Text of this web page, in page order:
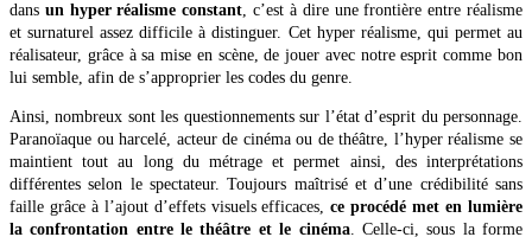
dans un hyper réalisme constant, c’est à dire une frontière entre réalisme
et surnaturel assez difficile à distinguer. Cet hyper réalisme, qui permet au
réalisateur, grâce à sa mise en scène, de jouer avec notre esprit comme bon
lui semble, afin de s’approprier les codes du genre.
Ainsi, nombreux sont les questionnements sur l’état d’esprit du personnage.
Paranoïaque ou harcelé, acteur de cinéma ou de théâtre, l’hyper réalisme se
maintient tout au long du métrage et permet ainsi, des interprétations
différentes selon le spectateur. Toujours maîtrisé et d’une crédibilité sans
faille grâce à l’ajout d’effets visuels efficaces,ce procédé met en lumière
la confrontation entre le théâtre et le cinéma. Celle-ci, sous la forme